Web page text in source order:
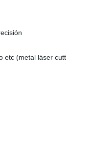
etc (metal láser cutt